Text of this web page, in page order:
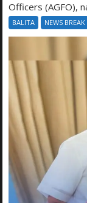
Officers (AGFO),
BALITA NEWS BREAK